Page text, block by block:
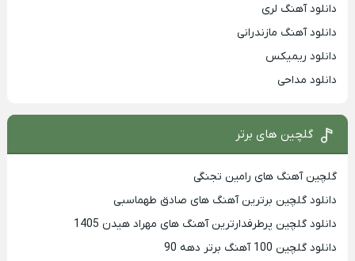
دانلود آهنگ لری
دانلود آهنگ مازندرانی
دانلود ریمیکس
دانلود مداحی
گلچین های برتر
گلچین آهنگ های رامین تجنگی
دانلود گلچین برترین آهنگ های صادق طهماسبی
دانلود گلچین پرطرفدارترین آهنگ های مهراد هیدن 1405
دانلود گلچین 100 آهنگ برتر دهه 90